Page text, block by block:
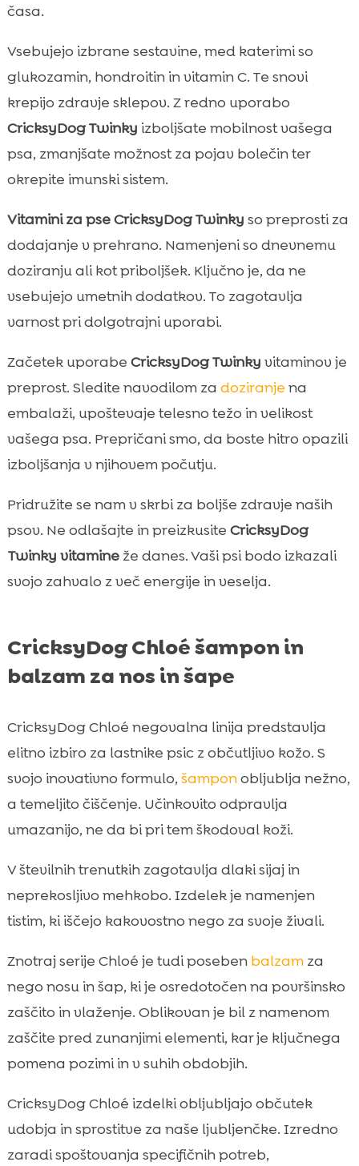
časa.
Vsebujejo izbrane sestavine, med katerimi so
glukozamin, hondroitin in vitamin C. Te snovi
krepijo zdravje sklepov. Z redno uporabo
CricksyDog Twinky izboljšate mobilnost vašega
psa, zmanjšate možnost za pojav bolečin ter
okrepite imunski sistem.
Vitamini za pseCricksyDog Twinky so preprosti za
dodajanje v prehrano. Namenjeni so dnevnemu
doziranju ali kot priboljšek. Ključno je, da ne
vsebujejo umetnih dodatkov. To zagotavlja
varnost pri dolgotrajni uporabi.
Začetek uporabe CricksyDog Twinky vitaminov je
preprost. Sledite navodilom za doziranje na
embalaži, upoštevaje telesno težo in velikost
vašega psa. Prepričani smo, da boste hitro opazili
izboljšanja v njihovem počutju.
Pridružite se nam v skrbi za boljše zdravje naših
psov. Ne odlašajte in preizkusite CricksyDog
Twinky vitamineže danes. Vaši psi bodo izkazali
svojo zahvalo z več energije in veselja.
CricksyDog Chloé šampon in
balzam za nos in šape
CricksyDog Chloé negovalna linija predstavlja
elitno izbiro za lastnike psic z občutljivo kožo. S
svojo inovativno formulo, šamponobljublja nežno,
a temeljito čiščenje. Učinkovito odpravlja
umazanijo, ne da bi pri tem škodoval koži.
V številnih trenutkih zagotavlja dlaki sijaj in
neprekosljivo mehkobo. Izdelek je namenjen
tistim, ki iščejo kakovostno nego za svoje živali.
Znotraj serije Chloé je tudi poseben balzamza
nego nosu in šap, ki je osredotočen na površinsko
zaščito in vlaženje. Oblikovan je bil z namenom
zaščite pred zunanjimi elementi, kar je ključnega
pomena pozimi in v suhih obdobjih.
CricksyDog Chloé izdelki obljubljajo občutek
udobja in sprostitve za naše ljubljenčke. Izredno
zaradi spoštovanja specifičnih potreb,